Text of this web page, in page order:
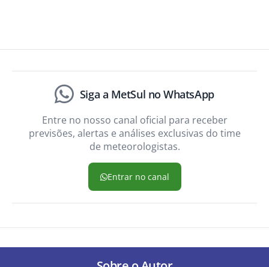
Siga a MetSul no WhatsApp
Entre no nosso canal oficial para receber
previsões, alertas e análises exclusivas do time
de meteorologistas.
Entrar no canal